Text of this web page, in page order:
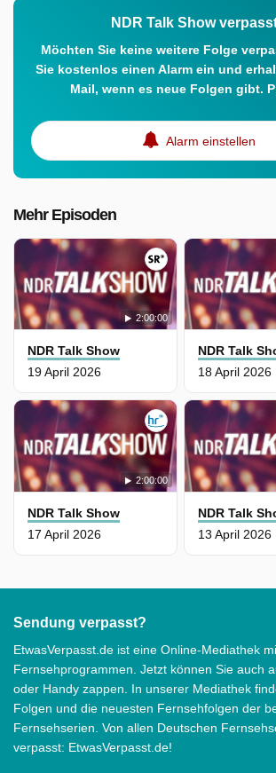
NDR Talk Show
Möchten Sie keine weitere Folge
Sie kostenlos einen Alarm ein und
Mail, wenn es neue Folgen gibt.
Alarm einstellen
Mehr Episoden
2:00:00
NDR Talk Show
19 April 2026
NDR Talk
18 April 2026
2:00:00
NDR Talk Show
17 April 2026
NDR Talk
13 April 2026
Sendung verpasst?
EtwasVerpasst.de ist eine Online-Mediathek
Fernsehprogrammen. Jetzt können Sie auch
oder Handy zappen. In unserer Mediathek
Folgen und die neuesten Fernsehfolgen der
Fernsehserien. Von allen Deutschen
verpasst: EtwasVerpasst.de!